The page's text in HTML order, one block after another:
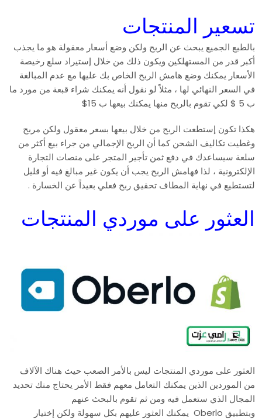
تسعير المنتجات
بالطبع الجميع يبحث عن الربح ولكن وضع أسعار معقولة هو ما يجذب
أكبر قدر من المستهلكين ويكون ذلك من خلال إستيراد سلع رخيصة
الأسعار يمكنك وضع هامش الربح الخاص بك عليها مع عدم المبالغة
في السعر النهائي لها ، مثلاً لو نقول أنه يمكنك شراء قبعة من مورد ما
ب 5 $ لكي تقوم بالربح منها يمكنك بيعها ب 15$
هكذا تكون إستطعت الربح من خلال بيعها بسعر معقول ولكن مربح
وغطيت تكاليف الشحن كما أن الربح الإجمالي من جراء بيع أكثر من
سلعة سيساعدك في دفع ثمن تأجير المتجر على منصات التجارة
الإلكترونية ، لذا فهامش الربح يجب أن يكون غير مبالغ فيه أو قليل
لتستطيع في نهاية المطاف تحقيق ربح فعلي بعيداً عن الخسارة .
العثور على موردي المنتجات
العثور على موردي المنتجات ليس بالأمر الصعب حيث هناك الآلاف
من الموردين الذين يمكنك التعامل معهم فقط الأمر يحتاج منك تحديد
المجال الذي ستعمل فيه ومن ثم تقوم بالبحث عنهم
وبتطبيق Oberlo يمكنك العثور عليهم بكل سهولة ولكن إختيار